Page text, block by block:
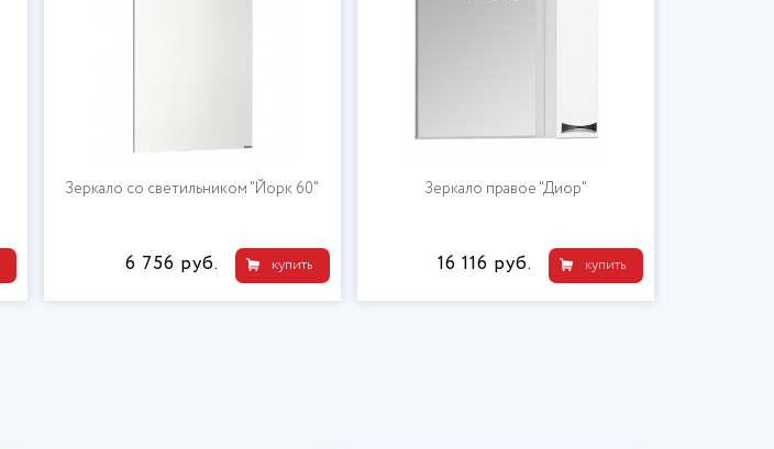
Зеркало со светильником "Йорк 60"
купить
6 756 руб.
Зеркало правое "Диор"
купить
16 116 руб.